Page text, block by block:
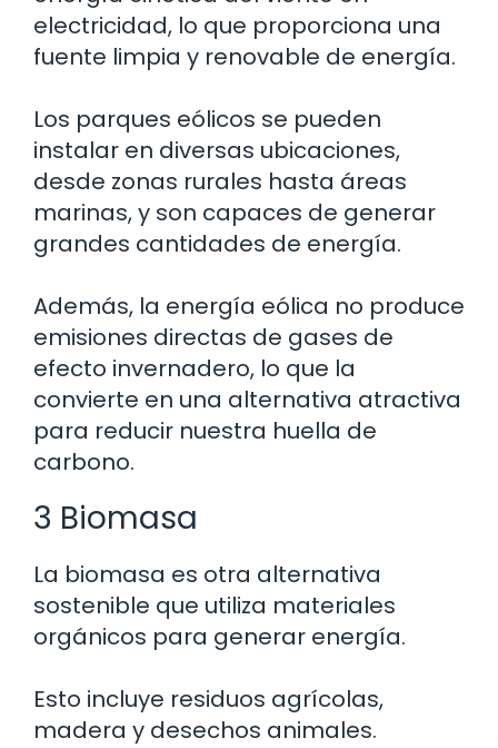
electricidad, lo que proporciona una
fuente limpia y renovable de energía.
Los parques eólicos se pueden
instalar en diversas ubicaciones,
desde zonas rurales hasta áreas
marinas, y son capaces de generar
grandes cantidades de energía.
Además, la energía eólica no produce
emisiones directas de gases de
efecto invernadero, lo que la
convierte en una alternativa atractiva
para reducir nuestra huella de
carbono.
3 Biomasa
La biomasa es otra alternativa
sostenible que utiliza materiales
orgánicos para generar energía.
Esto incluye residuos agrícolas,
madera y desechos animales.